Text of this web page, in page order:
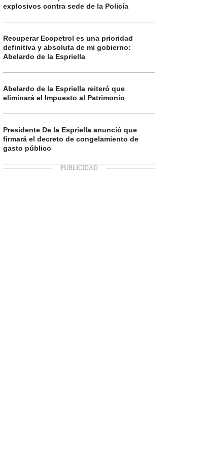
explosivos contra sede de la Policía
Recuperar Ecopetrol es una prioridad
definitiva y absoluta de mi gobierno:
Abelardo de la Espriella
Abelardo de la Espriella reiteró que
eliminará el Impuesto al Patrimonio
Presidente De la Espriella anunció que
firmará el decreto de congelamiento de
gasto público